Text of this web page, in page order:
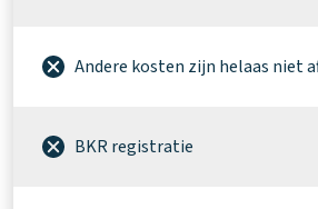
Andere kosten zijn helaas
BKR registratie